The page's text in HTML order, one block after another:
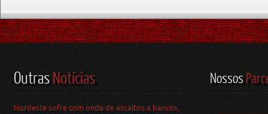
OutrasNotícias
Nordeste sofre com onda de assaltos a bancos,
Nossos